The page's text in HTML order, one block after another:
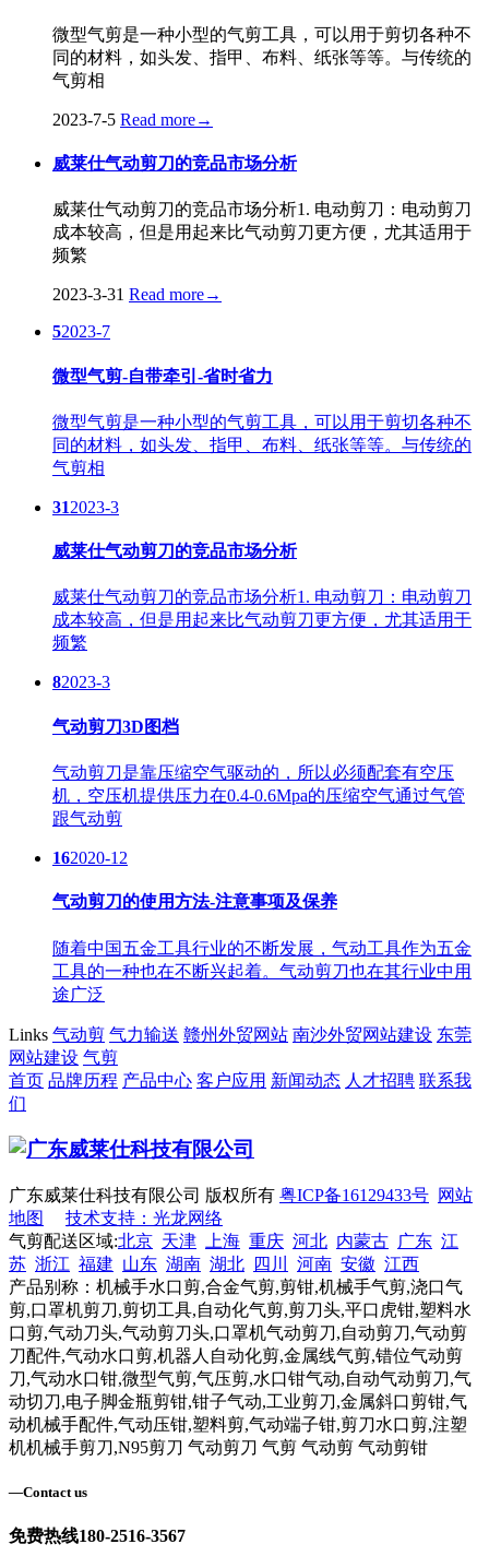
微型气剪是一种小型的气剪工具，可以用于剪切各种不
同的材料，如头发、指甲、布料、纸张等等。与传统的
气剪相
2023-7-5 Read more→
威莱仕气动剪刀的竞品市场分析
威莱仕气动剪刀的竞品市场分析1. 电动剪刀：电动剪刀
成本较高，但是用起来比气动剪刀更方便，尤其适用于
频繁
2023-3-31 Read more→
52023-7
微型气剪-自带牵引-省时省力
微型气剪是一种小型的气剪工具，可以用于剪切各种不
同的材料，如头发、指甲、布料、纸张等等。与传统的
气剪相
312023-3
威莱仕气动剪刀的竞品市场分析
威莱仕气动剪刀的竞品市场分析1. 电动剪刀：电动剪刀
成本较高，但是用起来比气动剪刀更方便，尤其适用于
频繁
82023-3
气动剪刀3D图档
气动剪刀是靠压缩空气驱动的，所以必须配套有空压
机，空压机提供压力在0.4-0.6Mpa的压缩空气通过气管
跟气动剪
162020-12
气动剪刀的使用方法-注意事项及保养
随着中国五金工具行业的不断发展，气动工具作为五金
工具的一种也在不断兴起着。气动剪刀也在其行业中用
途广泛
Links 气动剪 气力输送 赣州外贸网站 南沙外贸网站建设 东莞
网站建设 气剪
首页 品牌历程 产品中心 客户应用 新闻动态 人才招聘 联系我
们
广东威莱仕科技有限公司 版权所有 粤ICP备16129433号 网站
地图
技术支持：光龙网络
气剪配送区域:北京 天津 上海 重庆 河北 内蒙古 广东 江
苏 浙江 福建 山东 湖南 湖北 四川 河南 安徽 江西
产品别称：机械手水口剪,合金气剪,剪钳,机械手气剪,浇口气
剪,口罩机剪刀,剪切工具,自动化气剪,剪刀头,平口虎钳,塑料水
口剪,气动刀头,气动剪刀头,口罩机气动剪刀,自动剪刀,气动剪
刀配件,气动水口剪,机器人自动化剪,金属线气剪,错位气动剪
刀,气动水口钳,微型气剪,气压剪,水口钳气动,自动气动剪刀,气
动切刀,电子脚金瓶剪钳,钳子气动,工业剪刀,金属斜口剪钳,气
动机械手配件,气动压钳,塑料剪,气动端子钳,剪刀水口剪,注塑
机机械手剪刀,N95剪刀 气动剪刀 气剪 气动剪 气动剪钳
—Contact us
免费热线180-2516-3567